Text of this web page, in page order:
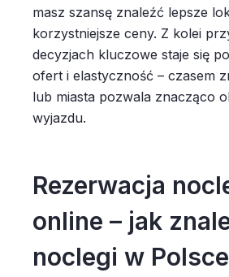
masz szansę znaleźć lepsze
korzystniejsze ceny. Z kolei
decyzjach kluczowe staje się
ofert i elastyczność – czasem
lub miasta pozwala znacząco
wyjazdu.
Rezerwacja
online – jak
noclegi w Polsce